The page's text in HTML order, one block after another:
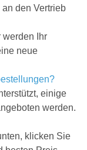
den Vertrieb
werden Ihr
neue
einige
werden.
klicken Sie